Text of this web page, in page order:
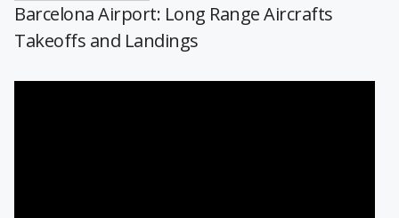
Barcelona Airport: Long Range Aircrafts
Takeoffs and Landings